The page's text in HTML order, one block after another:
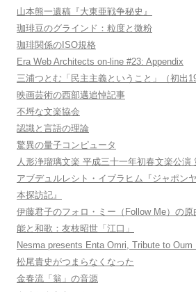
山本熊一遺稿『大東亜戦争秘史』
珈琲豆のグラインド：粒度と微粉
珈琲関係のISO規格
Era Web Architects on-line #23: Appendix
三浦つとむ「民主主義ということ」（初出
映画芸術の西部邁追悼記事
不埒な文楽協会
認識と言語の理論
驚異の量子コンピュータ
人形浄瑠璃文楽 平成三十一年初春文楽公演
アブデュルレシト・イブラヒム『ジャポン
本探訪記』
伊藤君子のフォロ・ミー（Follow Me）の原
能と和歌：友枝昭世「江口」
Nesma presents Enta Omri, Tribute to Oum
松尾貴史がつまらなくなった
金春流「翁」の音源